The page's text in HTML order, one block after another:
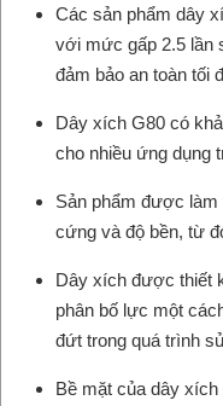
Các sản phẩm dây
với mức gấp 2.5 lần
đảm bảo an toàn tối
Dây xích G80 có
cho nhiều ứng dụng
Sản phẩm được
cứng và độ bền, từ
Dây xích được thiết
phân bố lực một
đứt trong quá trình
Bề mặt của dây